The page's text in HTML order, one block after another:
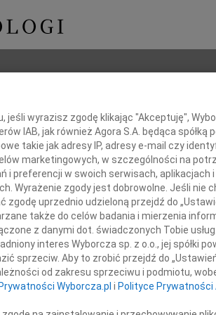
jeśli wyrazisz zgodę klikając "Akceptuję",
IAB, jak również Agora S.A. będąca spółką
takie jak adresy IP, adresy e-mail czy
marketingowych, w szczególności na
i preferencji w swoich serwisach, aplikacjach
Wyrażenie zgody jest dobrowolne. Jeśli nie
uprzednio udzieloną przejdź do
także do celów badania i mierzenia
z danymi dot. świadczonych Tobie
interes Wyborcza sp. z o.o., jej spółki
sprzeciw. Aby to zrobić przejdź do
od zakresu sprzeciwu i podmiotu,
Wyborcza.pl i Polityce Prywatności